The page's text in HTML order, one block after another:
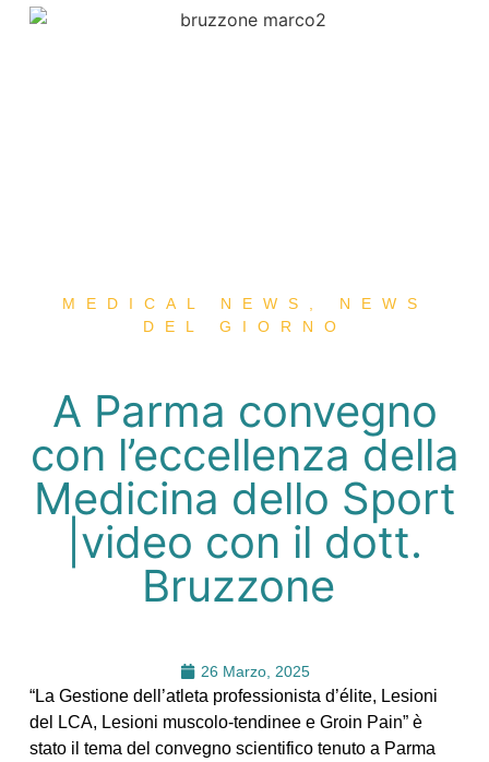
MEDICAL NEWS
NEWS
DEL GIORNO
A Parma convegno
con l’eccellenza della
Medicina dello Sport
|video con il dott.
Bruzzone
26 Marzo, 2025
“La Gestione dell’atleta professionista d’élite, Lesioni
del LCA, Lesioni muscolo-tendinee e Groin Pain” è
stato il tema del convegno scientifico tenuto a Parma